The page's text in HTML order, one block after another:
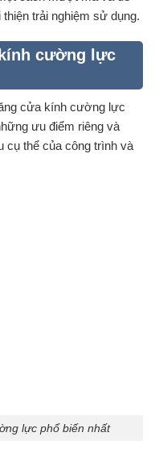
trải nghiệm sử dụng.
cường lực
cửa kính cường lực
ưu điểm riêng và
cụ thể của công trình và
lực phổ biến nhất